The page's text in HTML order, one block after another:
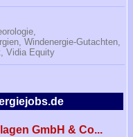
Windenergie-Gutachten,
Vidia Equity
GmbH & Co...